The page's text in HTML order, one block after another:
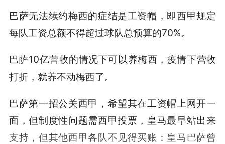
巴萨无法续约梅西的症结是工资帽，即西甲规定
每队工资总额不得超过球队总预算的70%。
巴萨10亿营收的情况下可以养梅西，疫情下营收
打折，就养不动梅西了。
巴萨第一招公关西甲，希望其在工资帽上网开一
面，但制度性问题需西甲投票，皇马最早站出来
支持，但其他西甲各队不见得买账：皇马巴萨曾